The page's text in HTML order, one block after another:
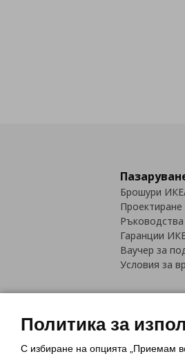
Брошури
Проектиране
Ръководства
Гаранции
Ваучер за
Условия за
Политика за
С избиране на опцията „Приемам